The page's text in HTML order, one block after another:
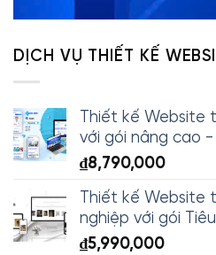
DỊCH VỤ THIẾT KẾ
Thiết kế Website
với gói nâng cao
₫8,790,000
Thiết kế Website
nghiệp với gói
₫5,990,000